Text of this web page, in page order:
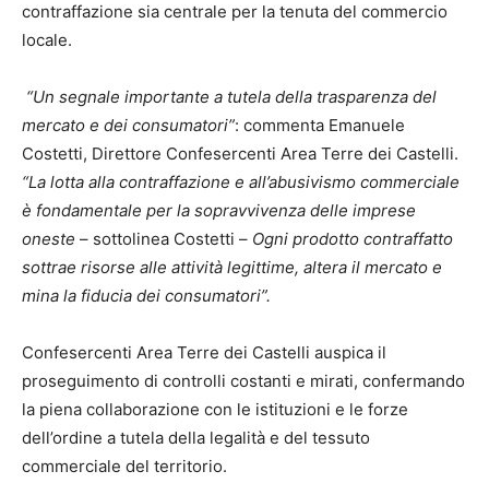
contraffazione sia centrale per la tenuta del commercio
locale.
“Un segnale importante a tutela della trasparenza del
mercato e dei consumatori”: commenta Emanuele
Costetti, Direttore Confesercenti Area Terre dei Castelli.
“La lotta alla contraffazione e all’abusivismo commerciale
è fondamentale per la sopravvivenza delle imprese
oneste – sottolinea Costetti – Ogni prodotto contraffatto
sottrae risorse alle attività legittime, altera il mercato e
mina la fiducia dei consumatori”.
Confesercenti Area Terre dei Castelli auspica il
proseguimento di controlli costanti e mirati, confermando
la piena collaborazione con le istituzioni e le forze
dell’ordine a tutela della legalità e del tessuto
commerciale del territorio.